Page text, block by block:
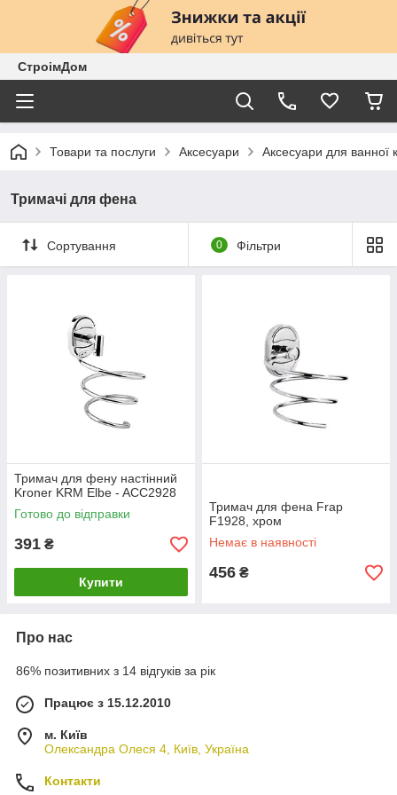
СтроімДом
Товари та послуги Аксесуари Аксесуари для ванної
Тримачі для фена
Сортування 0 Фільтри
Тримач для фену настінний
Kroner KRM Elbe - ACC2928
Готово до відправки
391 ₴
Купити
Тримач для фена Frap
F1928, хром
Немає в наявності
456 ₴
Про нас
86% позитивних з 14 відгуків за рік
Працює з 15.12.2010
м. Київ
Олександра Олеся 4, Київ, Україна
Контакти